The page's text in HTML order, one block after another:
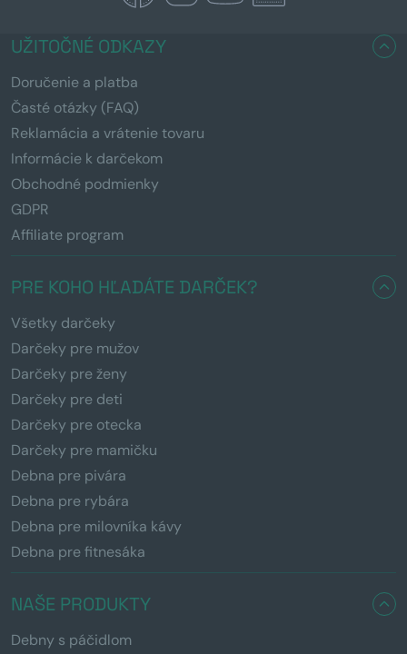
UŽITOČNÉ ODKAZY
Doručenie a platba
Časté otázky (FAQ)
Reklamácia a vrátenie tovaru
Informácie k darčekom
Obchodné podmienky
GDPR
Affiliate program
PRE KOHO HĽADÁTE DARČEK?
Všetky darčeky
Darčeky pre mužov
Darčeky pre ženy
Darčeky pre deti
Darčeky pre otecka
Darčeky pre mamičku
Debna pre pivára
Debna pre rybára
Debna pre milovníka kávy
Debna pre fitnesáka
NAŠE PRODUKTY
Debny s páčidlom